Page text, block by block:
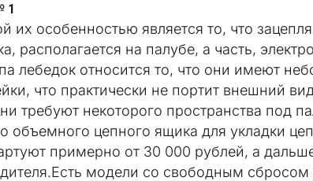
1
их особенностью является то, что
располагается на палубе, а часть,
лебедок относится то, что они имеют
что практически не портит внешний
требуют некоторого пространства под
объемного цепного ящика для укладки
примерно от 30 000 рублей, а
модели со свободным